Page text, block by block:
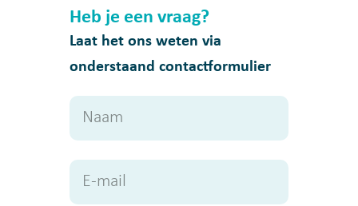
Heb je een vraag?
Laat het ons weten via
onderstaand contactformulier